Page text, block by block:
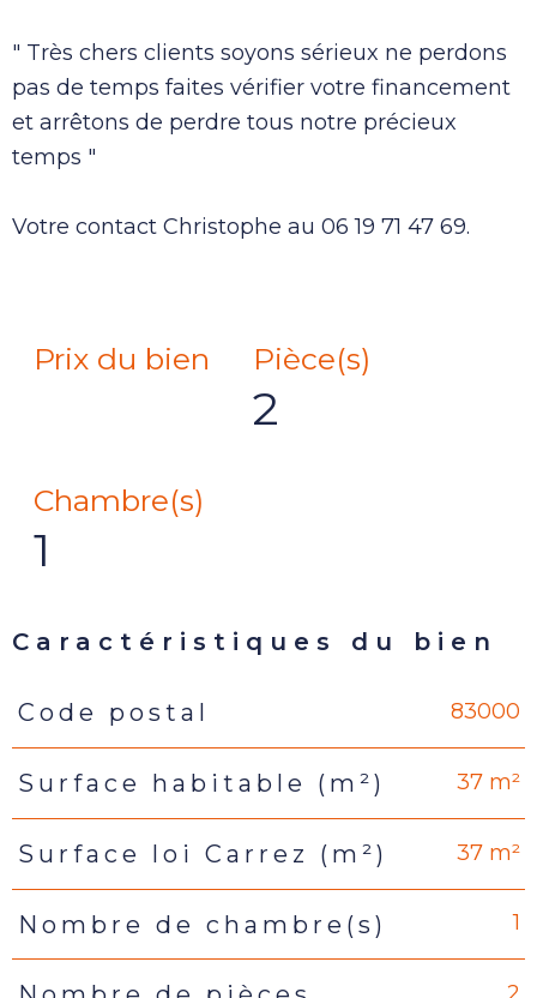
" Très chers clients soyons sérieux ne perdons
pas de temps faites vérifier votre financement
et arrêtons de perdre tous notre précieux
temps "
Votre contact Christophe au 06 19 71 47 69.
Prix du bien Pièce(s)
2
Chambre(s)
1
Caractéristiques du bien
Caractéristiques
Code postal 83000
Surface habitable (m²) 37 m²
Surface loi Carrez (m²) 37 m²
Nombre de chambre(s) 1